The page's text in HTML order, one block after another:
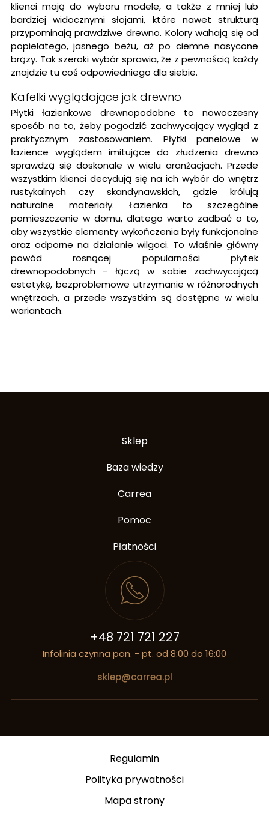
klienci mają do wyboru modele, a także z mniej lub
bardziej widocznymi słojami, które nawet strukturą
przypominają prawdziwe drewno. Kolory wahają się od
popielatego, jasnego beżu, aż po ciemne nasycone
brązy. Tak szeroki wybór sprawia, że z pewnością każdy
znajdzie tu coś odpowiedniego dla siebie.
Kafelki wyglądające jak drewno
Płytki łazienkowe drewnopodobne to nowoczesny
sposób na to, żeby pogodzić zachwycający wygląd z
praktycznym zastosowaniem. Płytki panelowe w
łazience wyglądem imitujące do złudzenia drewno
sprawdzą się doskonale w wielu aranżacjach. Przede
wszystkim klienci decydują się na ich wybór do wnętrz
rustykalnych czy skandynawskich, gdzie królują
naturalne materiały. Łazienka to szczególne
pomieszczenie w domu, dlatego warto zadbać o to,
aby wszystkie elementy wykończenia były funkcjonalne
oraz odporne na działanie wilgoci. To właśnie główny
powód rosnącej popularności płytek
drewnopodobnych - łączą w sobie zachwycającą
estetykę, bezproblemowe utrzymanie w różnorodnych
wnętrzach, a przede wszystkim są dostępne w wielu
wariantach.
Sklep
Baza wiedzy
Carrea
Pomoc
Płatności
+48 721 721 227
Infolinia czynna pon. - pt. od 8:00 do 16:00
sklep@carrea.pl
Regulamin
Polityka prywatności
Mapa strony